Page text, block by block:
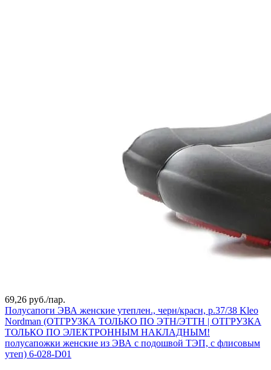
69,26 руб./пар.
Полусапоги ЭВА женские утеплен., черн/красн, р.37/38 Kleo
Nordman (ОТГРУЗКА ТОЛЬКО ПО ЭТН/ЭТТН | ОТГРУЗКА
ТОЛЬКО ПО ЭЛЕКТРОННЫМ НАКЛАДНЫМ!
полусапожки женские из ЭВА с подошвой ТЭП, с флисовым
утеп) 6-028-D01